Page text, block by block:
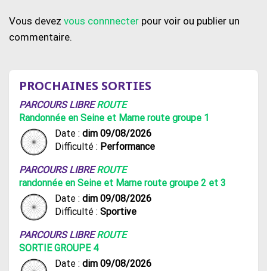
Vous devez vous connnecter pour voir ou publier un
commentaire.
PROCHAINES SORTIES
PARCOURS LIBREROUTE
Randonnée en Seine et Marne route groupe 1
Date : dim 09/08/2026
Difficulté : Performance
PARCOURS LIBREROUTE
randonnée en Seine et Marne route groupe 2 et 3
Date : dim 09/08/2026
Difficulté : Sportive
PARCOURS LIBREROUTE
SORTIE GROUPE 4
Date : dim 09/08/2026